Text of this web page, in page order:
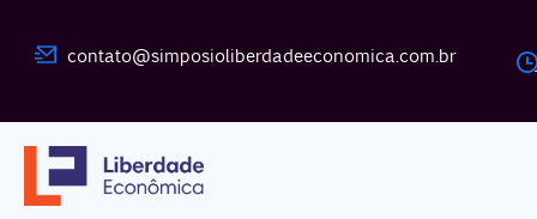
contato@simposioliberdadeeconomica.com.br